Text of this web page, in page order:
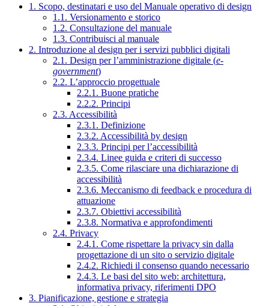
1. Scopo, destinatari e uso del Manuale operativo di design
1.1. Versionamento e storico
1.2. Consultazione del manuale
1.3. Contribuisci al manuale
2. Introduzione al design per i servizi pubblici digitali
2.1. Design per l’amministrazione digitale (e-
government)
2.2. L’approccio progettuale
2.2.1. Buone pratiche
2.2.2. Principi
2.3. Accessibilità
2.3.1. Definizione
2.3.2. Accessibilità by design
2.3.3. Principi per l’accessibilità
2.3.4. Linee guida e criteri di successo
2.3.5. Come rilasciare una dichiarazione di
accessibilità
2.3.6. Meccanismo di feedback e procedura di
attuazione
2.3.7. Obiettivi accessibilità
2.3.8. Normativa e approfondimenti
2.4. Privacy
2.4.1. Come rispettare la privacy sin dalla
progettazione di un sito o servizio digitale
2.4.2. Richiedi il consenso quando necessario
2.4.3. Le basi del sito web: architettura,
informativa privacy, riferimenti DPO
3. Pianificazione, gestione e strategia